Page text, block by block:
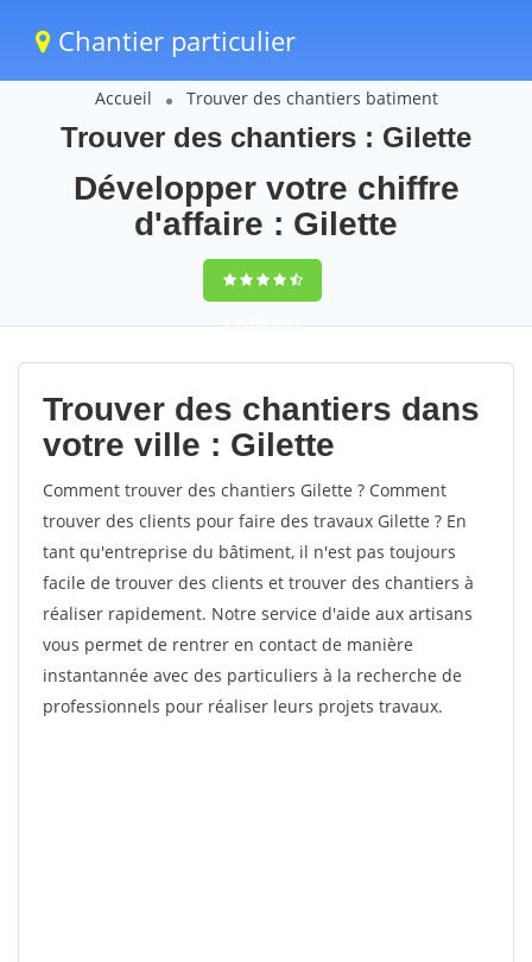
Chantier particulier
Accueil Trouver des chantiers batiment
Trouver des chantiers : Gilette
Développer votre chiffre
d'affaire : Gilette
9,5(100%)61
votes
Trouver des chantiers dans
votre ville : Gilette
Comment trouver des chantiers Gilette ? Comment
trouver des clients pour faire des travaux Gilette ? En
tant qu'entreprise du bâtiment, il n'est pas toujours
facile de trouver des clients et trouver des chantiers à
réaliser rapidement. Notre service d'aide aux artisans
vous permet de rentrer en contact de manière
instantannée avec des particuliers à la recherche de
professionnels pour réaliser leurs projets travaux.